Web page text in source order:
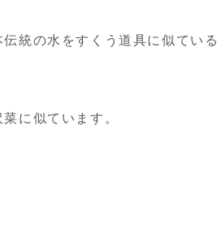
統の水をすくう道具に似ている
に似ています。